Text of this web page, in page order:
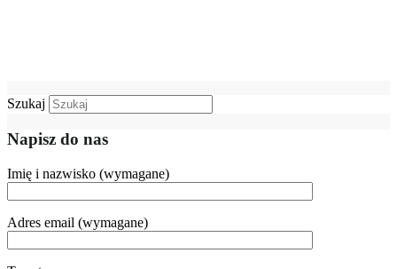
Szukaj
Napisz do nas
Imię i nazwisko (wymagane)
Adres email (wymagane)